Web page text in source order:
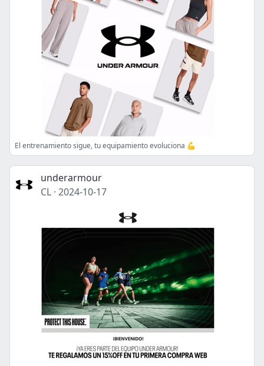
El entrenamiento sigue, tu equipamiento evoluciona 💪
underarmour
CL · 2024-10-17